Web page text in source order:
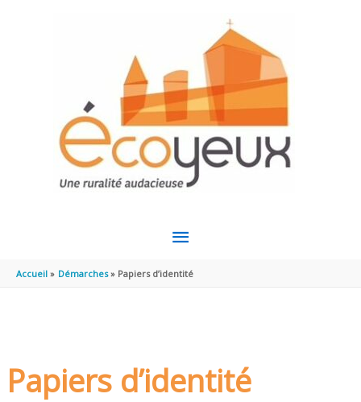
MENU
PRINCIPAL
Accueil Démarches Papiers d’identité
Papiers d’identité